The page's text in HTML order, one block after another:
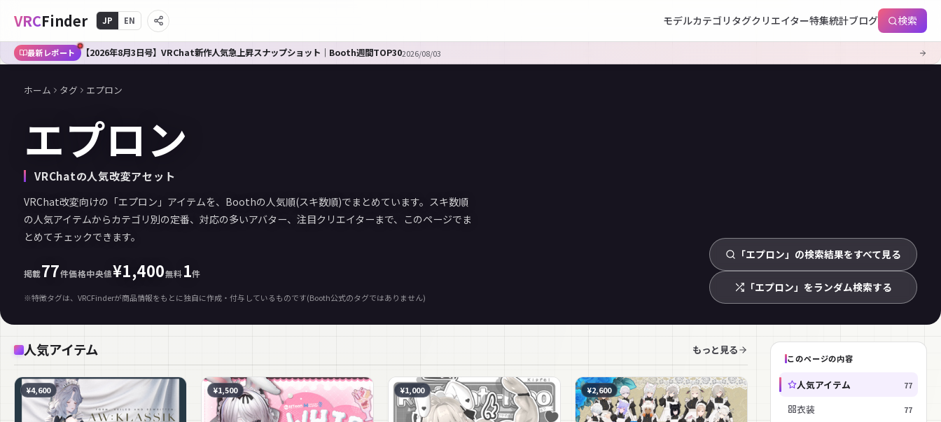
VRCFinder JP EN モデルカテゴリ タグクリエイター特集統計ブログ 検索
最新レポート 【2026年8月3日号】VRChat新作人気急上昇スナップショット｜Booth週間TOP302026/08/03
ホーム タグ エプロン
エプロン
VRChatの人気改変アセット
VRChat改変向けの「エプロン」アイテムを、Boothの人気順(スキ数順)でまとめています。スキ数順
の人気アイテムからカテゴリ別の定番、対応の多いアバター、注目クリエイターまで、このページでま
とめてチェックできます。
掲載77件価格中央値¥1,400無料1件
※特徴タグは、VRCFinderが商品情報をもとに独自に作成・付与しているものです(Booth公式のタグではありません)
「エプロン」の検索結果をすべて見る
「エプロン」をランダム検索する
人気アイテム もっと見る
¥4,600 ¥1,500 ¥1,000 ¥2,600
このページの内容
人気アイテム 77
衣装 77